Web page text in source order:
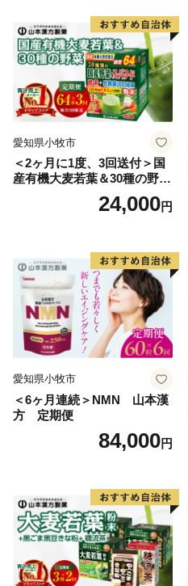
愛知県小牧市
＜2ヶ月に1度、3回送付＞国
産有機大麦若葉＆30種の野
菜 山本漢方 定期便
24,000円
愛知県小牧市
＜6ヶ月連続＞NMN 山本漢
方 定期便
84,000円